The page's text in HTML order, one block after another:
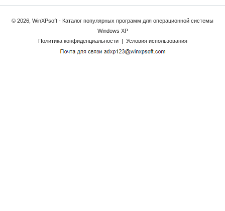
© 2026, WinXPsoft - Каталог популярных программ для операционной системы
Windows XP
Политика конфиденциальности
Условия использования